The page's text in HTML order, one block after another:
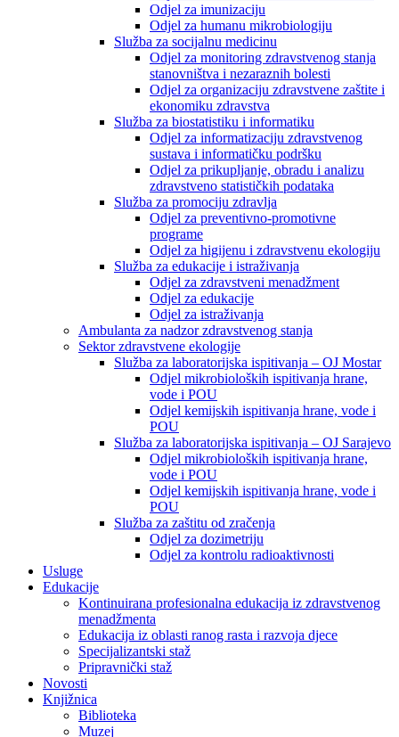
Odjel za imunizaciju
Odjel za humanu mikrobiologiju
Služba za socijalnu medicinu
Odjel za monitoring zdravstvenog stanja
stanovništva i nezaraznih bolesti
Odjel za organizaciju zdravstvene zaštite i
ekonomiku zdravstva
Služba za biostatistiku i informatiku
Odjel za informatizaciju zdravstvenog
sustava i informatičku podršku
Odjel za prikupljanje, obradu i analizu
zdravstveno statističkih podataka
Služba za promociju zdravlja
Odjel za preventivno-promotivne
programe
Odjel za higijenu i zdravstvenu ekologiju
Služba za edukacije i istraživanja
Odjel za zdravstveni menadžment
Odjel za edukacije
Odjel za istraživanja
Ambulanta za nadzor zdravstvenog stanja
Sektor zdravstvene ekologije
Služba za laboratorijska ispitivanja – OJ Mostar
Odjel mikrobioloških ispitivanja hrane,
vode i POU
Odjel kemijskih ispitivanja hrane, vode i
POU
Služba za laboratorijska ispitivanja – OJ Sarajevo
Odjel mikrobioloških ispitivanja hrane,
vode i POU
Odjel kemijskih ispitivanja hrane, vode i
POU
Služba za zaštitu od zračenja
Odjel za dozimetriju
Odjel za kontrolu radioaktivnosti
Usluge
Edukacije
Kontinuirana profesionalna edukacija iz zdravstvenog
menadžmenta
Edukacija iz oblasti ranog rasta i razvoja djece
Specijalizantski staž
Pripravnički staž
Novosti
Knjižnica
Biblioteka
Muzej